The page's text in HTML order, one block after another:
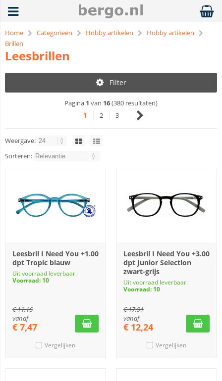
Home Categorieën Hobby artikelen
Hobby artikelen
Brillen
Leesbrillen
Filter
Pagina 1 van 16(380 resultaten)
1 2 3
Weergave:
Sorteren:
Leesbril I Need You +1.00
dpt Tropic blauw
Uit voorraad leverbaar.
Voorraad: 10
€11,16
vanaf
€ 7,47
Vergelijken
Leesbril I Need You +3.00
dpt Junior Selection
zwart-grijs
Uit voorraad leverbaar.
Voorraad: 10
€17,91
vanaf
€ 12,24
Vergelijken